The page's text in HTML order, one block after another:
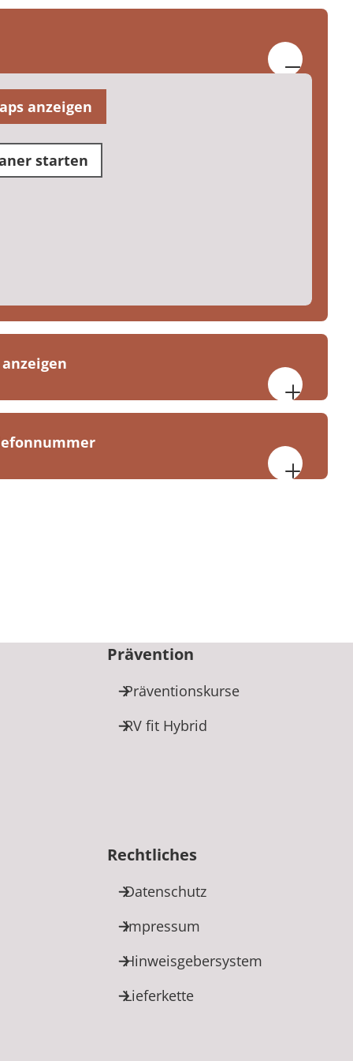
anzeigen
starten
bis 20:00 Uhr
Prävention
Präventionskurse
RV fit Hybrid
Rechtliches
Datenschutz
Impressum
Hinweisgebersystem
Lieferkette